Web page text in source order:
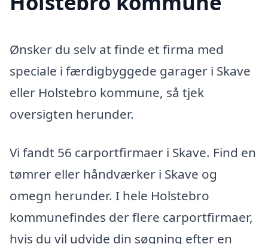
Ønsker du selv at finde et firma med
speciale i færdigbyggede garager i Skave
eller Holstebro kommune, så tjek
oversigten herunder.
Vi fandt 56 carportfirmaer i Skave. Find en
tømrer eller håndværker i Skave og
omegn herunder. I hele Holstebro
kommunefindes der flere carportfirmaer,
hvis du vil udvide din søgning efter en